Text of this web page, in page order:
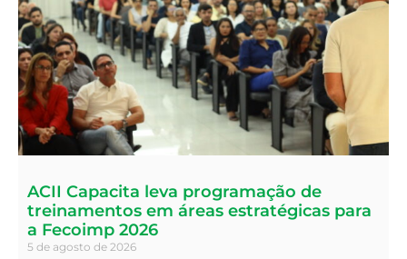
ACII Capacita leva programação de
treinamentos em áreas estratégicas para
a Fecoimp 2026
5 de agosto de 2026